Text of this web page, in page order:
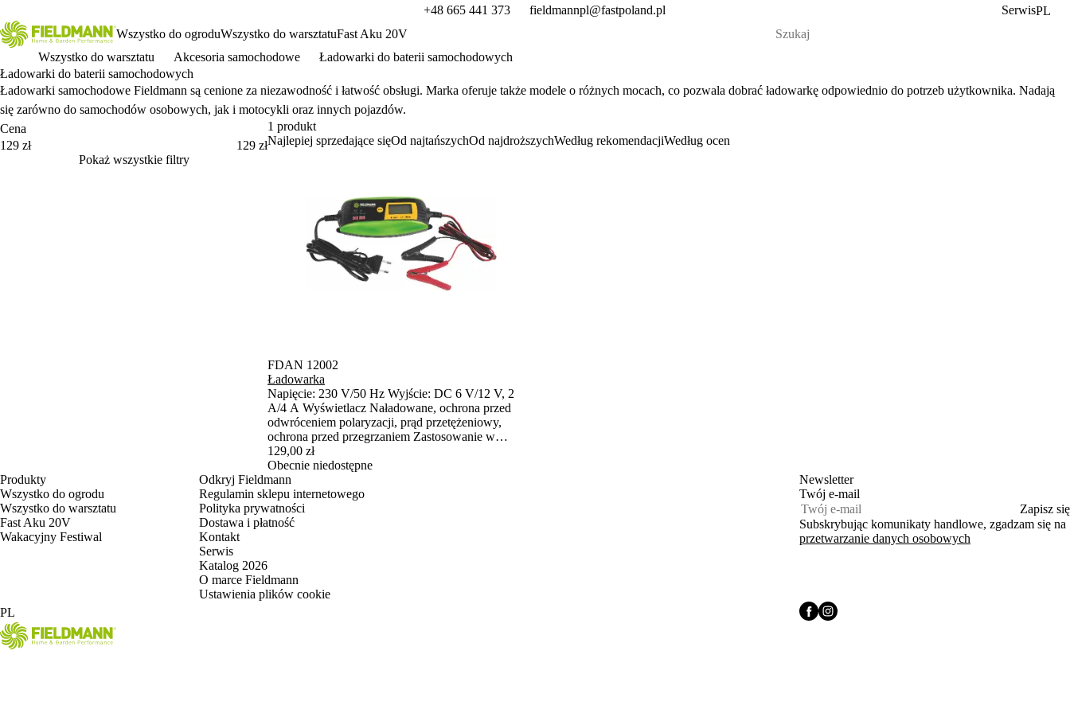
+48 665 441 373 fieldmannpl@fastpoland.pl SerwisPL
Wszystko do ogroduWszystko do warsztatuFast Aku 20V
Wszystko do warsztatu
Akcesoria samochodowe
Ładowarki do baterii samochodowych
Ładowarki do baterii samochodowych
Ładowarki samochodowe Fieldmann są cenione za niezawodność i łatwość obsługi. Marka oferuje także modele o różnych mocach, co pozwala dobrać ładowarkę odpowiednio do potrzeb użytkownika. Nadają
się zarówno do samochodów osobowych, jak i motocykli oraz innych pojazdów.
Cena
Cena
129 zł
129 zł
Pokaż wszystkie filtry
1 produkt
Najlepiej sprzedające sięOd najtańszychOd najdroższychWedług rekomendacjiWedług ocen
FDAN 12002
Ładowarka
Napięcie: 230 V/50 Hz Wyjście: DC 6 V/12 V, 2
A/4 A Wyświetlacz Naładowane, ochrona przed
odwróceniem polaryzacji, prąd przetężeniowy,
ochrona przed przegrzaniem Zastosowanie w
samochodach, motocyklach, samochodach
elektrycznych, samochodach zabawkowych,
marynarstwie itp. z ołowiową baterią 6V/12V (4-120
Ah) Lead Acidlt
129,00 zł
Obecnie niedostępne
Produkty
Wszystko do ogrodu
Wszystko do warsztatu
Fast Aku 20V
Wakacyjny Festiwal
Odkryj Fieldmann
Regulamin sklepu internetowego
Polityka prywatności
Dostawa i płatność
Kontakt
Serwis
Katalog 2026
O marce Fieldmann
Ustawienia plików cookie
Newsletter
Twój e‑mail
Zapisz się
Subskrybując komunikaty handlowe, zgadzam się na
przetwarzanie danych osobowych
PL